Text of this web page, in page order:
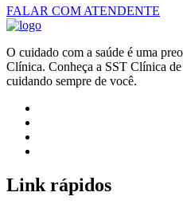
FALAR COM ATENDENTE
O cuidado com a saúde é uma
Clínica. Conheça a SST Clínica
cuidando sempre de você.
Link rápidos